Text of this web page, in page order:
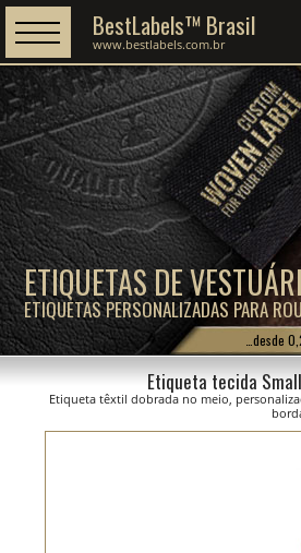
ETIQUETAS DE
ETIQUETAS PERSONALIZADAS PARA
BestLabels™ Brasil
www.bestlabels.com.br
…desde
Etiqueta tecida
Etiqueta têxtil dobrada no meio,